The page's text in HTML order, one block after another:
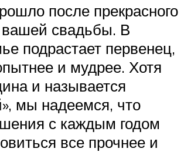
после прекрасного
свадьбы. В
подрастает первенец,
и мудрее. Хотя
и называется
мы надеемся, что
с каждым годом
все прочнее и